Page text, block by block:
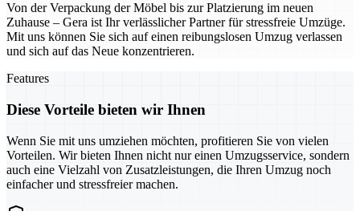
Von der Verpackung der Möbel bis zur Platzierung im neuen
Zuhause – Gera ist Ihr verlässlicher Partner für stressfreie Umzüge.
Mit uns können Sie sich auf einen reibungslosen Umzug verlassen
und sich auf das Neue konzentrieren.
Features
Diese Vorteile bieten wir Ihnen
Wenn Sie mit uns umziehen möchten, profitieren Sie von vielen
Vorteilen. Wir bieten Ihnen nicht nur einen Umzugsservice, sondern
auch eine Vielzahl von Zusatzleistungen, die Ihren Umzug noch
einfacher und stressfreier machen.